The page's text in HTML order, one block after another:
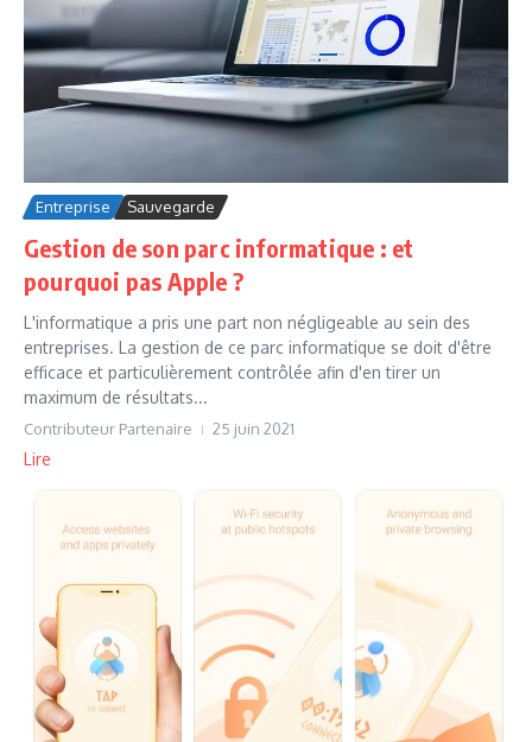
Entreprise Sauvegarde
Gestion de son parc informatique : et
pourquoi pas Apple ?
L'informatique a pris une part non négligeable au sein des
entreprises. La gestion de ce parc informatique se doit d'être
efficace et particulièrement contrôlée afin d'en tirer un
maximum de résultats...
Contributeur Partenaire 25 juin 2021
Lire